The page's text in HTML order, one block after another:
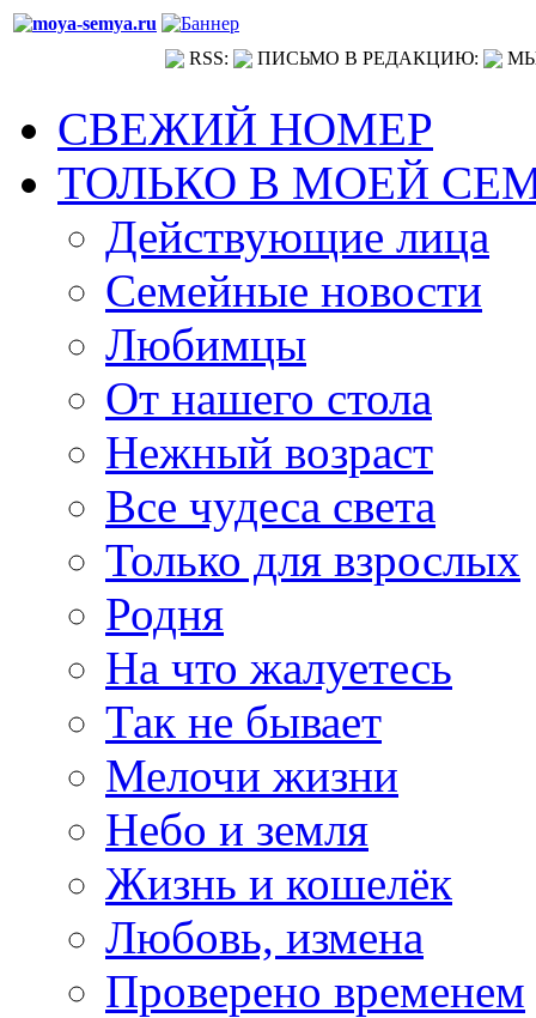
RSS: ПИСЬМО В РЕДАКЦИЮ:
СВЕЖИЙ НОМЕР
ТОЛЬКО В МОЕЙ
Действующие лица
Семейные новости
Любимцы
От нашего стола
Нежный возраст
Все чудеса света
Только для взрослых
Родня
На что жалуетесь
Так не бывает
Мелочи жизни
Небо и земля
Жизнь и кошелёк
Любовь, измена
Проверено временем